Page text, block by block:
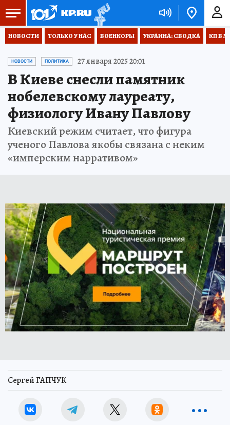
НОВОСТИ ТОЛЬКО У НАС ВОЕНКОРЫ УКРАИНА: СВОДКА КП В
НОВОСТИ ПОЛИТИКА 27 января 2025 20:01
В Киеве снесли памятник
нобелевскому лауреату,
физиологу Ивану Павлову
Киевский режим считает, что фигура
ученого Павлова якобы связана с неким
«имперским нарративом»
Сергей ГАПЧУК